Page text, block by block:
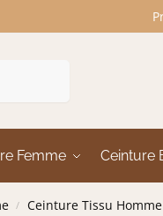
Femme Ceinture
/ Ceinture Tissu Homme